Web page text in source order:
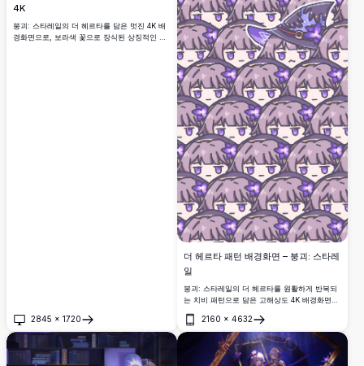
4K
붕괴: 스타레일의 더 헤르타를 담은 멋진 4K 배
경화면으로, 보라색 꽃으로 장식된 상징적인 마
2845 × 1720
열기
더 헤르타 패턴 배경화면 – 붕괴: 스타레
일
붕괴: 스타레일의 더 헤르타를 원활하게 반복되
는 치비 패턴으로 담은 고해상도 4K 배경화면입
마녀 모자 디테일이 매력적이고 독특한 폰 배경
화면을 완성합니다.
2160 × 4632
열기